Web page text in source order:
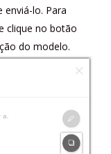
enviá-lo. Para
clique no botão
do modelo.